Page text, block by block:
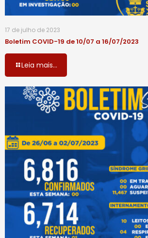
17 de julho de 2023
Boletim COVID-19 de 10/07 a 16/07/2023
Leia mais...